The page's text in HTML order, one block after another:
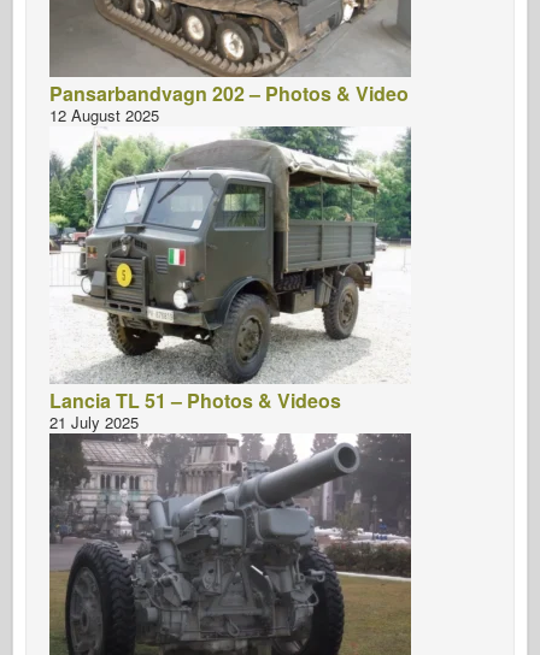
Pansarbandvagn 202 – Photos & Video
12 August 2025
Lancia TL 51 – Photos & Videos
21 July 2025